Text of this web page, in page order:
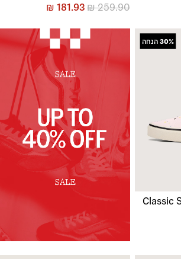
₪259.90
₪ 181.93
30% הנחה